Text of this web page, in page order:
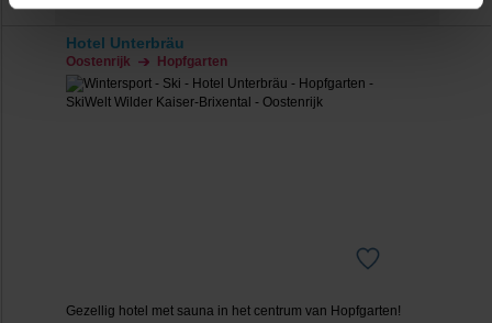
je kunt jouw voorkeuren altijd aanpassen. Klik daarvoor
op de lichtblauwe knop linksonder in beeld en kies voor
‘verander jouw toestemming’. Je kunt dan weer per type
Hotel Unterbräu
Oostenrijk Hopfgarten
Gezellig hotel met sauna in het centrum van Hopfgarten!